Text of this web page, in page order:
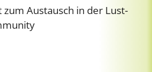
zum Austausch in der Lust-